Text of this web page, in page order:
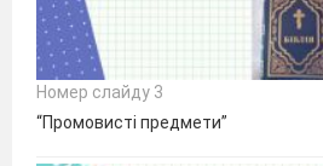
Номер слайду 3
“Промовисті предмети”